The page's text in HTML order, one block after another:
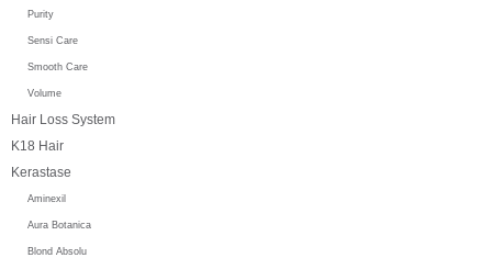
Purity
Sensi Care
Smooth Care
Volume
Hair Loss System
K18 Hair
Kerastase
Aminexil
Aura Botanica
Blond Absolu